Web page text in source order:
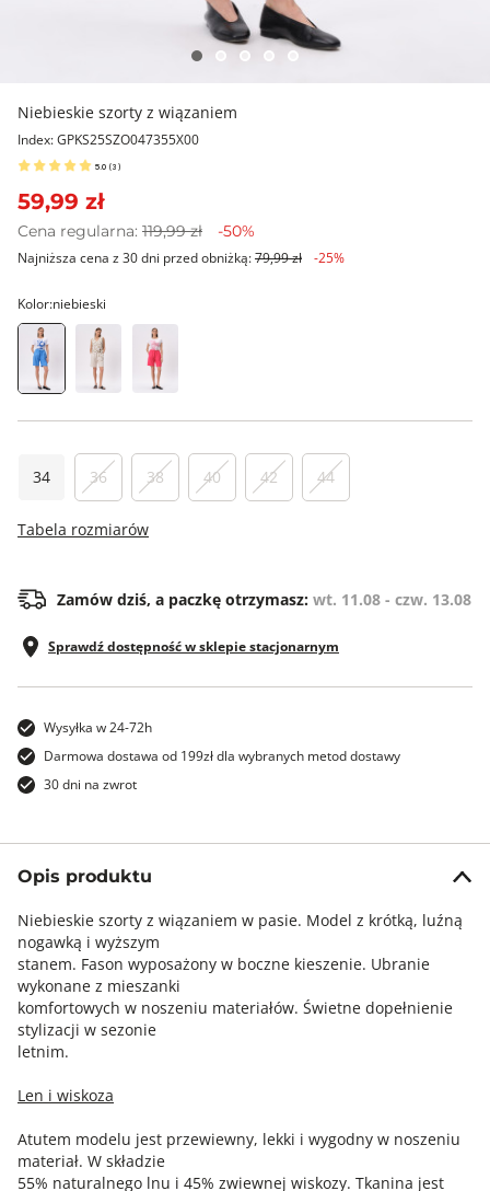
Niebieskie szorty z wiązaniem
Index: GPKS25SZO047355X00
5.0 (3 )
59,99 zł
Cena regularna: 119,99 zł -50%
Najniższa cena z 30 dni przed obniżką:79,99 zł -25%
Kolor:niebieski
34 36 38 40 42 44
Tabela rozmiarów
Zamów dziś, a paczkę otrzymasz: wt. 11.08 - czw. 13.08
Sprawdź dostępność w sklepie stacjonarnym
Wysyłka w 24-72h
Darmowa dostawa od 199zł dla wybranych metod dostawy
30 dni na zwrot
Opis produktu
Niebieskie szorty z wiązaniem w pasie. Model z krótką, luźną
nogawką i wyższym
stanem. Fason wyposażony w boczne kieszenie. Ubranie
wykonane z mieszanki
komfortowych w noszeniu materiałów. Świetne dopełnienie
stylizacji w sezonie
letnim.
Len i wiskoza
Atutem modelu jest przewiewny, lekki i wygodny w noszeniu
materiał. W składzie
55% naturalnego lnu i 45% zwiewnej wiskozy. Tkanina jest